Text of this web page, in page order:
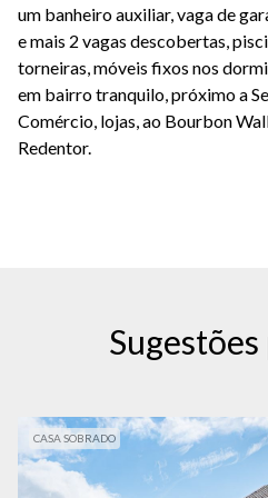
um banheiro auxiliar, vaga de
e mais 2 vagas descobertas,
torneiras, móveis fixos nos
em bairro tranquilo, próximo a
Comércio, lojas, ao Bourbon
Redentor.
CASA SOBRADO